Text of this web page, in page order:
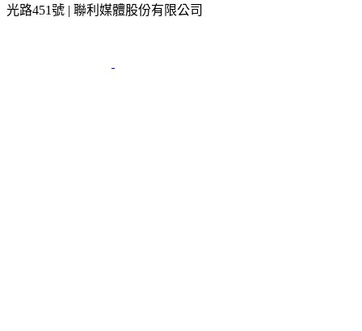
光路451號 | 聯利媒體股份有限公司